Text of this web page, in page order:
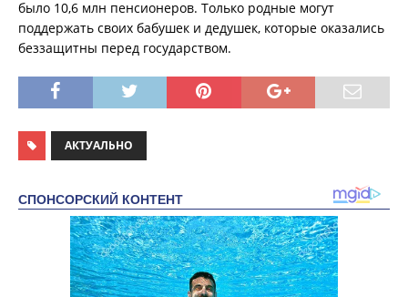
было 10,6 млн пенсионеров. Только родные могут
поддержать своих бабушек и дедушек, которые оказались
беззащитны перед государством.
АКТУАЛЬНО